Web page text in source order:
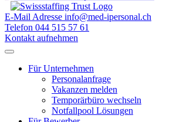
E-Mail Adresse info@med-ipersonal.ch
Telefon 044 515 57 61
Kontakt aufnehmen
Für Unternehmen
Personalanfrage
Vakanzen melden
Temporärbüro wechseln
Notfallpool Lösungen